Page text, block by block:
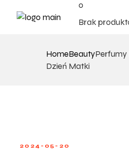
0
Brak
HomeBeautyPerfumy
Dzień Matki
2024-05-20